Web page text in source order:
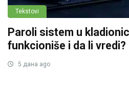
Tekstovi
Paroli sistem u
funkcioniše i da li vredi?
5 дана ago